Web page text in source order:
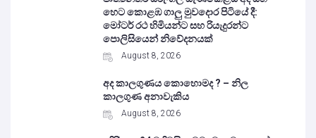
හෙට කොළඹ ගාලු මුවදොර පිටියේ දී:
මෝටර් රථ හිමියන්ට සහ රියැදුරන්ට
පොලිසියෙන් නිවේදනයක්
August 8, 2026
අද කාලගුණය කොහොමද ? – නිල
කාලගුණ අනාවැකිය
August 8, 2026